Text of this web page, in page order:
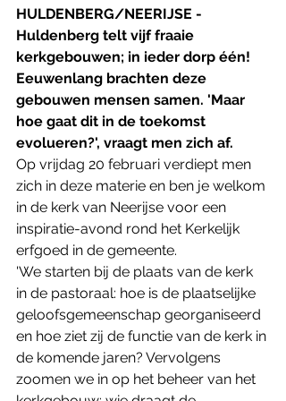
HULDENBERG/NEERIJSE -
Huldenberg telt vijf fraaie
kerkgebouwen; in ieder dorp één!
Eeuwenlang brachten deze
gebouwen mensen samen. 'Maar
hoe gaat dit in de toekomst
evolueren?', vraagt men zich af.
Op vrijdag 20 februari verdiept men
zich in deze materie en ben je welkom
in de kerk van Neerijse voor een
inspiratie-avond rond het Kerkelijk
erfgoed in de gemeente.
'We starten bij de plaats van de kerk
in de pastoraal: hoe is de plaatselijke
geloofsgemeenschap georganiseerd
en hoe ziet zij de functie van de kerk in
de komende jaren? Vervolgens
zoomen we in op het beheer van het